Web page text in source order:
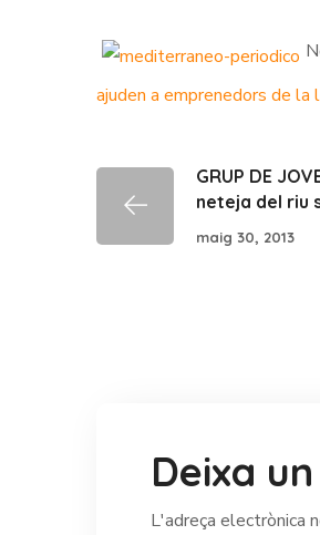
ajuden a emprenedors de la
GRUP DE
neteja del riu
maig 30, 2013
Deixa
L'adreça electrònica